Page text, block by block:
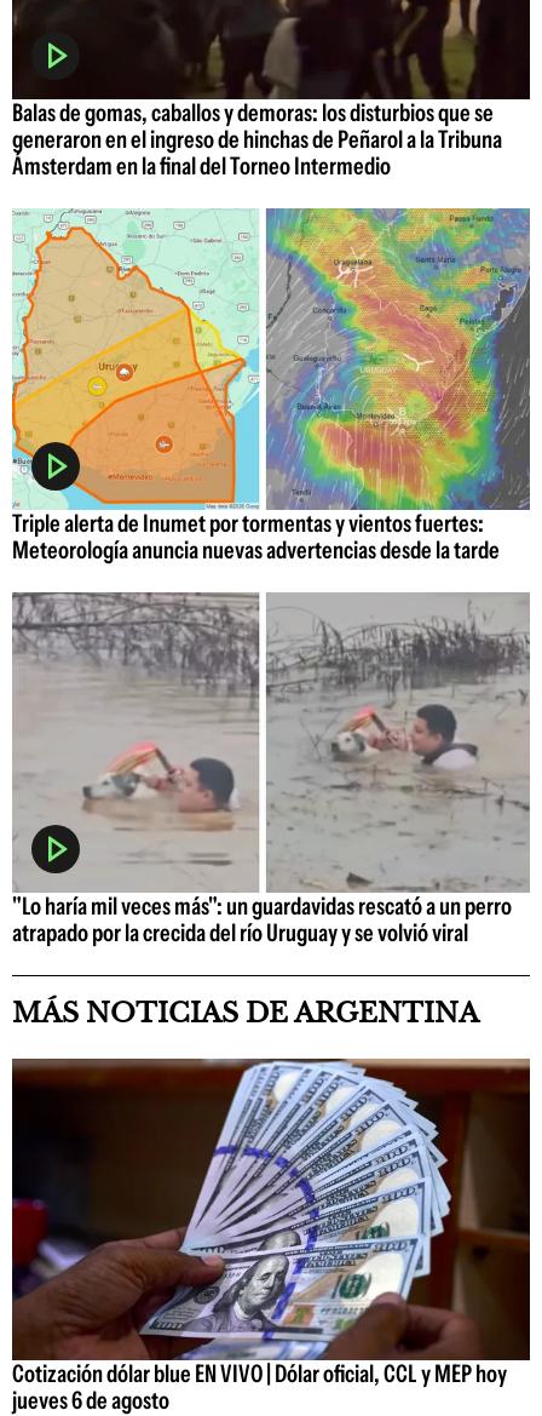
Balas de gomas, caballos y demoras: los disturbios que se
generaron en el ingreso de hinchas de Peñarol a la Tribuna
Ámsterdam en la final del Torneo Intermedio
Triple alerta de Inumet por tormentas y vientos fuertes:
Meteorología anuncia nuevas advertencias desde la tarde
"Lo haría mil veces más": un guardavidas rescató a un perro
atrapado por la crecida del río Uruguay y se volvió viral
MÁS NOTICIAS DE ARGENTINA
Cotización dólar blue EN VIVO | Dólar oficial, CCL y MEP hoy
jueves 6 de agosto